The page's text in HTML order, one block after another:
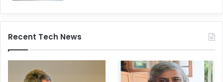
Recent Tech News